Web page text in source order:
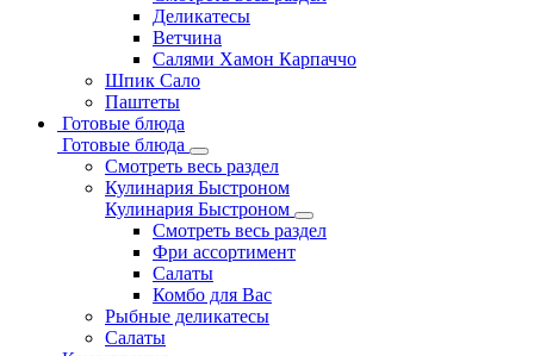
Деликатесы
Ветчина
Салями Хамон Карпаччо
Шпик Сало
Паштеты
Готовые блюда
Готовые блюда
Смотреть весь раздел
Кулинария Быстроном
Кулинария Быстроном
Смотреть весь раздел
Фри ассортимент
Салаты
Комбо для Вас
Рыбные деликатесы
Салаты